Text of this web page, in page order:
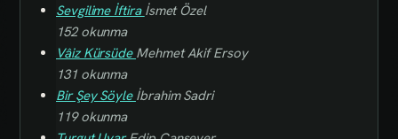
Sevgilime İftira İsmet Özel
152 okunma
Vâiz Kürsüde Mehmet Akif Ersoy
131 okunma
Bir Şey Söyle İbrahim Sadri
119 okunma